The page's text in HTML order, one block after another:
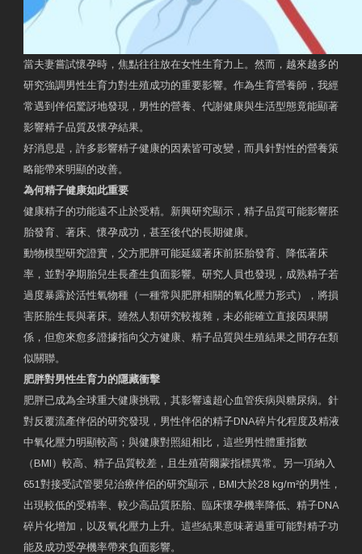
當夫妻嘗試懷孕時，焦點往往放在女性生育力上。然而，越來越多的
研究強調男性生育力對生殖成功的重要影響。作為生育營養師，我經
常遇到伴侶驚訝地發現，男性的營養、代謝健康與生活型態竟能顯著
影響精子品質及懷孕結果。
好消息是，許多影響精子健康的因素皆可改變，而具針對性的營養策
略能帶來明顯的改善。
為何精子健康如此重要
健康精子的功能遠不止於受精。新興研究顯示，精子品質可能影響胚
胎發育、著床、懷孕成功，甚至後代的長期健康。
動物模型研究證實，父方肥胖可能延緩著床前胚胎發育、降低著床
率，並對孕期胎兒生長產生負面影響。研究人員也發現，成熟精子若
過度暴露於活性氧物種（一種常與肥胖相關的氧化壓力形式），將損
害胚胎生長與著床。雖然人類研究較複雜，未必能確立直接因果關
係，但愈來愈多證據指向父方健康、精子品質與生殖結果之間存在類
似關聯。
肥胖對男性生育力的隱藏衝擊
肥胖已成為全球重大健康挑戰，其影響遠超心血管疾病與糖尿病。針
對反覆流產伴侶的研究發現，男性伴侶的精子DNA碎片化程度及精液
中氧化壓力明顯較高；與健康對照組相比，這些男性體重指數
（BMI）較高、精子品質較差，且生殖荷爾蒙指標異常。另一項納入
651對接受試管嬰兒治療伴侶的研究顯示，BMI大於28 kg/m²的男性，
出現較低的受精率、較少高品質胚胎、臨床懷孕機率降低、精子DNA
碎片化增加，以及氧化壓力上升。這些結果意味著過重可能對精子功
能及成功受孕機率帶來負面影響。